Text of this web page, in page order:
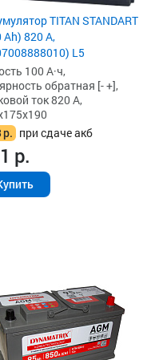
TITAN STANDART
Ah) 820 А,
L5
100 А·ч,
обратная [- +],
ток 820 А,
р. при сдаче акб
р.